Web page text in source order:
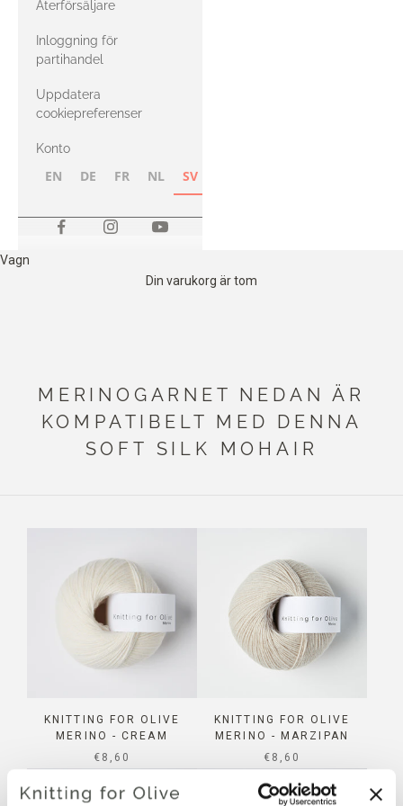
med Heavy
Merino
Återförsäljare
Inloggning för
partihandel
Uppdatera
cookiepreferenser
Konto
EN DE FR NL SV
Vagn
Din varukorg är tom
MERINOGARNET NEDAN ÄR
KOMPATIBELT MED DENNA
SOFT SILK MOHAIR
KNITTING FOR OLIVE
MERINO - CREAM
SALE PRICE
€8,60
KNITTING FOR OLIVE
MERINO - MARZIPAN
SALE PRICE
€8,60